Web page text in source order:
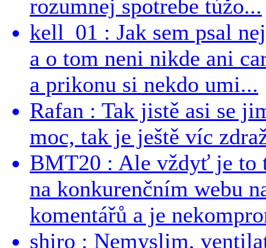
rozumnej spotrebe túžo...
kell_01 : Jak sem psal
a o tom neni nikde ani
a prikonu si nekdo umi...
Rafan : Tak jistě asi se
moc, tak je ještě víc
BMT20 : Ale vždyť je to
na konkurenčním webu
komentářů a je
shiro : Nemyslim,